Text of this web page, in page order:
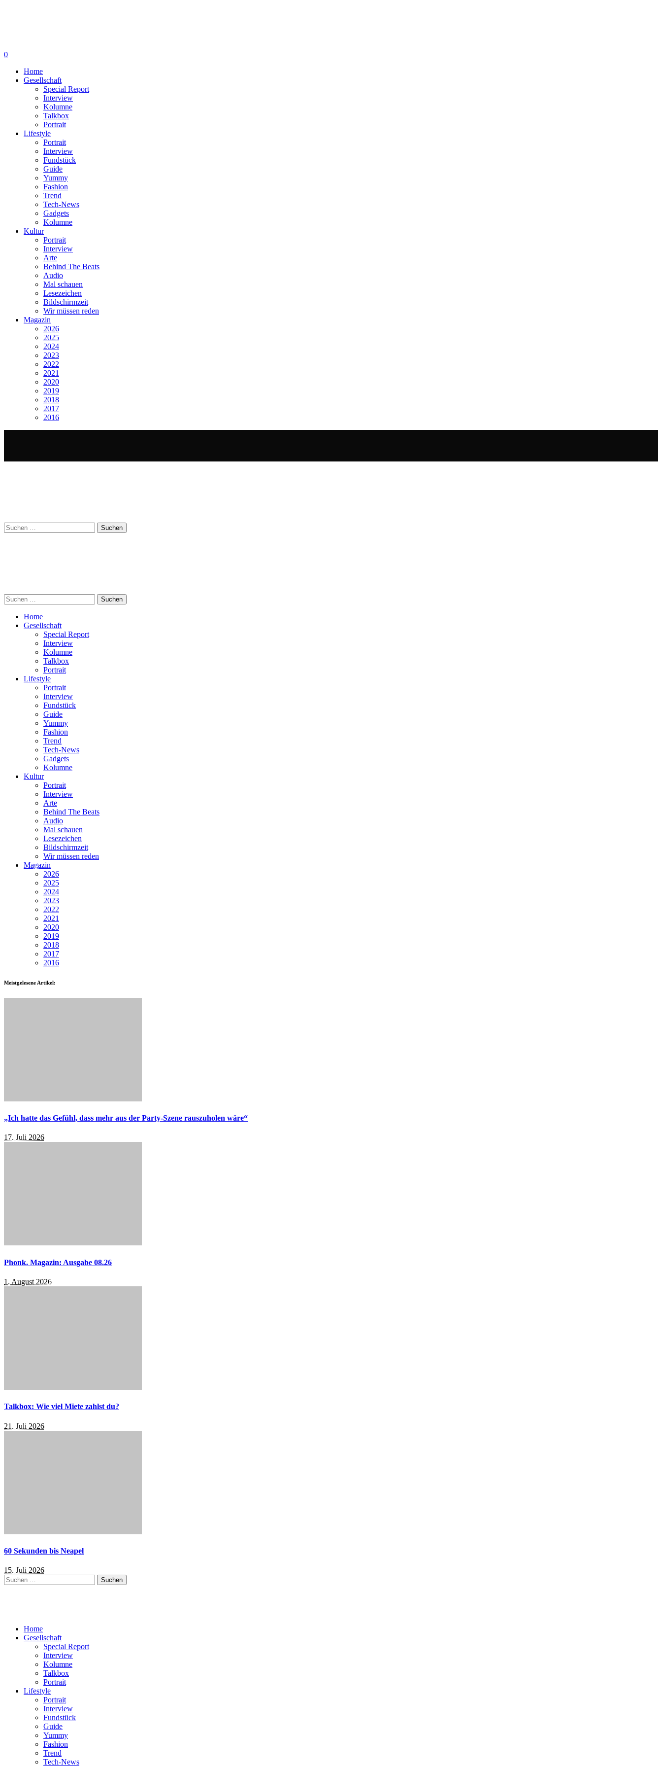
0
Home
Gesellschaft
Special Report
Interview
Kolumne
Talkbox
Portrait
Lifestyle
Portrait
Interview
Fundstück
Guide
Yummy
Fashion
Trend
Tech-News
Gadgets
Kolumne
Kultur
Portrait
Interview
Arte
Behind The Beats
Audio
Mal schauen
Lesezeichen
Bildschirmzeit
Wir müssen reden
Magazin
2026
2025
2024
2023
2022
2021
2020
2019
2018
2017
2016
Suchen
nach:
Suchen
nach:
Home
Gesellschaft
Special Report
Interview
Kolumne
Talkbox
Portrait
Lifestyle
Portrait
Interview
Fundstück
Guide
Yummy
Fashion
Trend
Tech-News
Gadgets
Kolumne
Kultur
Portrait
Interview
Arte
Behind The Beats
Audio
Mal schauen
Lesezeichen
Bildschirmzeit
Wir müssen reden
Magazin
2026
2025
2024
2023
2022
2021
2020
2019
2018
2017
2016
Meistgelesene Artikel:
„Ich hatte das Gefühl, dass mehr aus der Party-Szene rauszuholen wäre“
17. Juli 2026
Phonk. Magazin: Ausgabe 08.26
1. August 2026
Talkbox: Wie viel Miete zahlst du?
21. Juli 2026
60 Sekunden bis Neapel
15. Juli 2026
Suchen
nach:
Home
Gesellschaft
Special Report
Interview
Kolumne
Talkbox
Portrait
Lifestyle
Portrait
Interview
Fundstück
Guide
Yummy
Fashion
Trend
Tech-News